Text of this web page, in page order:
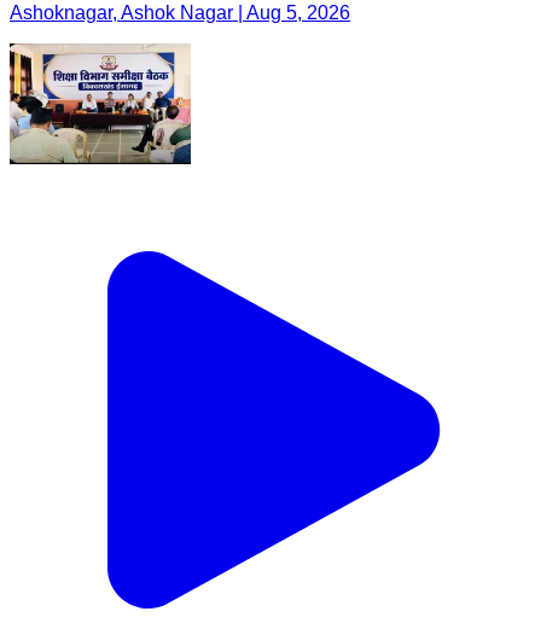
Ashoknagar, Ashok Nagar | Aug 5, 2026